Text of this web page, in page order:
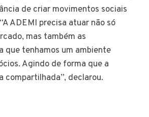
de criar movimentos sociais
ADEMI precisa atuar não só
mas também as
que tenhamos um ambiente
Agindo de forma que a
compartilhada”, declarou.